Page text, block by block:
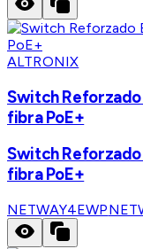
ALTRONIX
Switch
fibra PoE+
Switch
fibra PoE+
NETWAY4EWP